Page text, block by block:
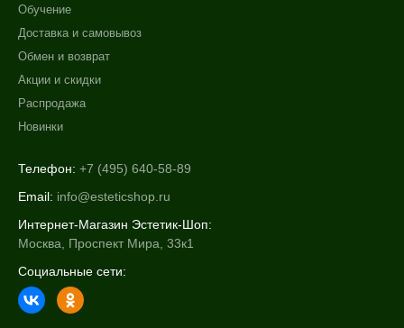
Обучение
Доставка и самовывоз
Обмен и возврат
Акции и скидки
Распродажа
Новинки
Телефон: +7 (495) 640-58-89
Email: info@esteticshop.ru
Интернет-Магазин Эстетик-Шоп:
Москва, Проспект Мира, 33к1
Социальные сети: